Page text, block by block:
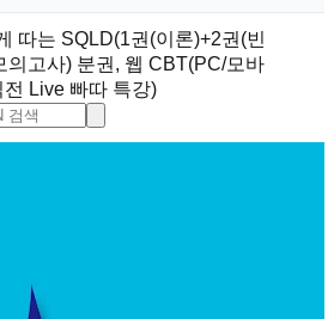
따는 SQLD(1권(이론)+2권(빈
의고사) 분권, 웹 CBT(PC/모바
Live 빠따 특강)